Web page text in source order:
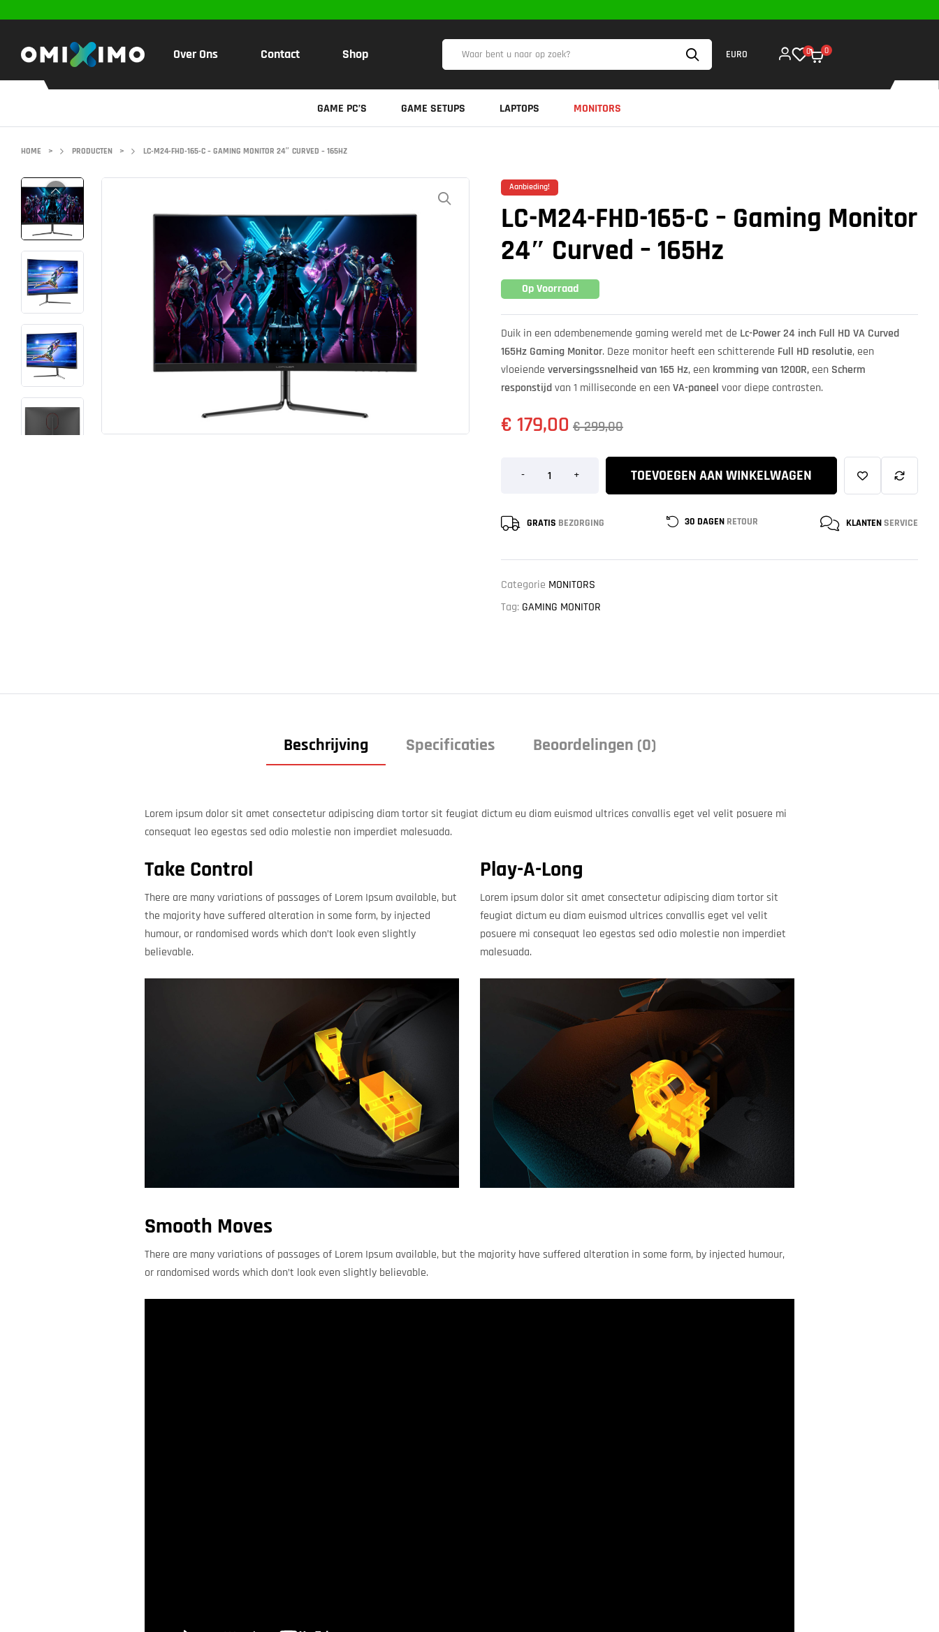
Over Ons Contact Shop EURO 0 0
GAME PC’S GAME SETUPS LAPTOPS MONITORS
HOME > PRODUCTEN > LC-M24-FHD-165-C – GAMING MONITOR 24″ CURVED – 165HZ
Aanbieding!
LC-M24-FHD-165-C – Gaming Monitor
24″ Curved – 165Hz
Op Voorraad
Duik in een adembenemende gaming wereld met de Lc-Power 24 inch Full HD VA Curved
165Hz Gaming Monitor. Deze monitor heeft een schitterende Full HD resolutie, een
vloeiende verversingssnelheid van 165 Hz, een kromming van 1200R, een Scherm
responstijdvan 1 milliseconde en eenVA-paneel voor diepe contrasten.
€299,00
€ 179,00
- + TOEVOEGEN AAN WINKELWAGEN
GRATIS BEZORGING 30 DAGENRETOUR KLANTENSERVICE
Categorie MONITORS
Tag: GAMING MONITOR
Beschrijving Specificaties Beoordelingen (0)
Lorem ipsum dolor sit amet consectetur adipiscing diam tortor sit feugiat dictum eu diam euismod ultrices convallis eget vel velit posuere mi
consequat leo egestas sed odio molestie non imperdiet malesuada.
Take Control
There are many variations of passages of Lorem Ipsum available, but
the majority have suffered alteration in some form, by injected
humour, or randomised words which don’t look even slightly
believable.
Play-A-Long
Lorem ipsum dolor sit amet consectetur adipiscing diam tortor sit
feugiat dictum eu diam euismod ultrices convallis eget vel velit
posuere mi consequat leo egestas sed odio molestie non imperdiet
malesuada.
Smooth Moves
There are many variations of passages of Lorem Ipsum available, but the majority have suffered alteration in some form, by injected humour,
or randomised words which don’t look even slightly believable.